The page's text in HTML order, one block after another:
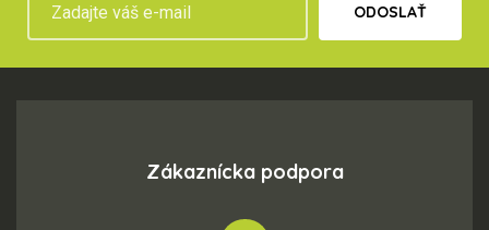
ODOSLAŤ
Zákaznícka podpora